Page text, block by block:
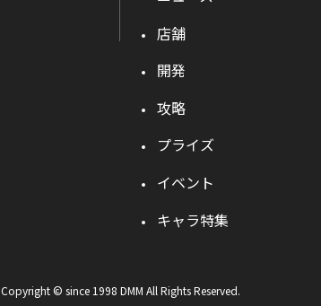
店舗
開発
攻略
プライズ
イベント
キャラ特集
Copyright © since 1998 DMM All Rights Reserved.